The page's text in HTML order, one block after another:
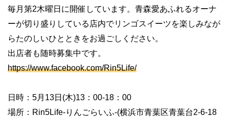
毎月第2木曜日に開催しています。青森愛あふれるオーナ
ーが切り盛りしている店内でリンゴスイーツを楽しみなが
らたのしいひとときをお過ごしください。
出店者も随時募集中です。
https://www.facebook.com/Rin5Life/
日時： 5月 13日 (木)13 ： 00-18 ： 00
場所： Rin5Life-りんごらいふ-(横浜市青葉区青葉台2-6-18